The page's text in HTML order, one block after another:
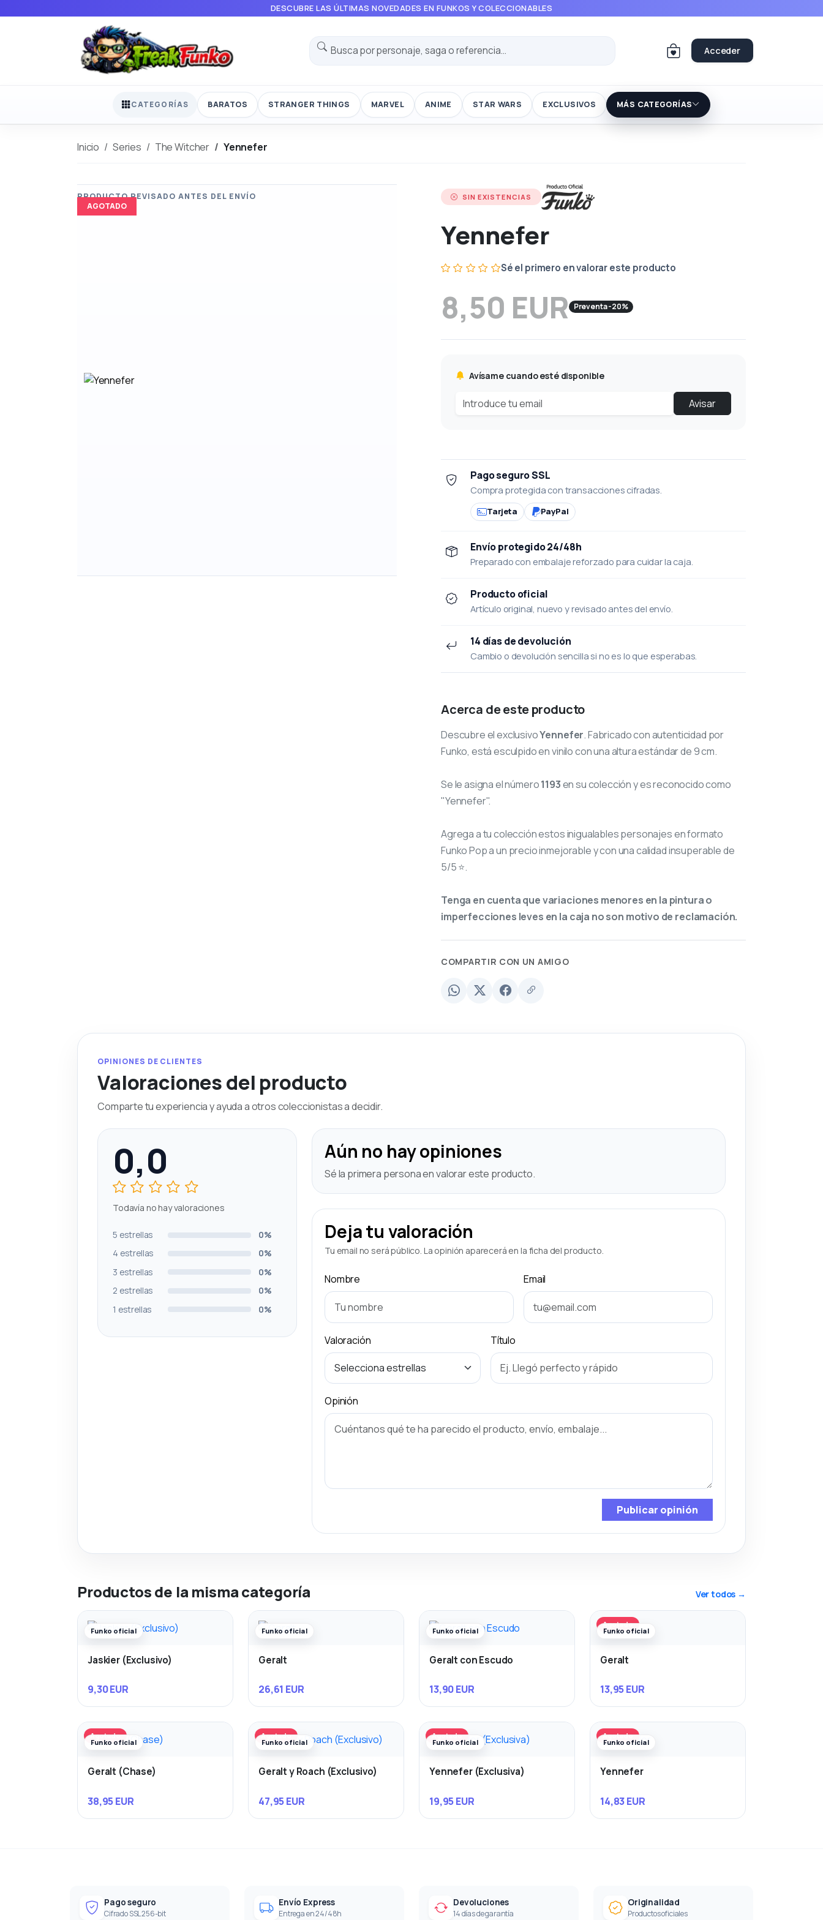
DESCUBRE LAS ÚLTIMAS NOVEDADES EN FUNKOS Y COLECCIONABLES
Acceder
CATEGORÍAS BARATOS STRANGER THINGS MARVEL ANIME STAR WARS EXCLUSIVOS MÁS CATEGORÍAS
Inicio Series The Witcher Yennefer
AGOTADO
SIN EXISTENCIAS
Yennefer
Sé el primero en valorar este producto
8,50 EUR Preventa -20%
Avísame cuando esté disponible
Avisar
Pago seguro SSL
Compra protegida con transacciones cifradas.
Tarjeta PayPal
Envío protegido 24/48h
Preparado con embalaje reforzado para cuidar la caja.
Producto oficial
Artículo original, nuevo y revisado antes del envío.
14 días de devolución
Cambio o devolución sencilla si no es lo que esperabas.
Acerca de este producto
Descubre el exclusivoYennefer. Fabricado con autenticidad por
Funko, está esculpido en vinilo con una altura estándar de 9 cm.
Se le asigna el número1193en su colección y es reconocido como
"Yennefer".
Agrega a tu colección estos inigualables personajes en formato
Funko Pop a un precio inmejorable y con una calidad insuperable de
5/5 ⭐.
Tenga en cuenta que variaciones menores en la pintura o
imperfecciones leves en la caja no son motivo de reclamación.
COMPARTIR CON UN AMIGO
OPINIONES DE CLIENTES
Valoraciones del producto
Comparte tu experiencia y ayuda a otros coleccionistas a decidir.
0,0
Todavía no hay valoraciones
5 estrellas
0%
4 estrellas
0%
3 estrellas
0%
2 estrellas
0%
1 estrellas
0%
Aún no hay opiniones
Sé la primera persona en valorar este producto.
Deja tu valoración
Tu email no será público. La opinión aparecerá en la ficha del producto.
Nombre Email
Valoración Título
Opinión
Publicar opinión
Productos de la misma categoría Ver todos →
Funko oficial
Jaskier (Exclusivo)
9,30 EUR
Funko oficial
Geralt
26,61 EUR
Funko oficial
Geralt con Escudo
13,90 EUR
Agotado
Funko oficial
Geralt
13,95 EUR
Agotado
Funko oficial
Geralt (Chase)
38,95 EUR
Agotado
Funko oficial
Geralt y Roach (Exclusivo)
47,95 EUR
Agotado
Funko oficial
Yennefer (Exclusiva)
19,95 EUR
Agotado
Funko oficial
Yennefer
14,83 EUR
Pago seguro
Cifrado SSL 256-bit
Envío Express
Entrega en 24/48h
Devoluciones
14 días de garantía
Originalidad
Productos oficiales